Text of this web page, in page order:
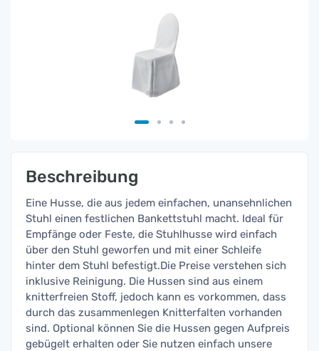
Beschreibung
Eine Husse, die aus jedem einfachen, unansehnlichen
Stuhl einen festlichen Bankettstuhl macht. Ideal für
Empfänge oder Feste, die Stuhlhusse wird einfach
über den Stuhl geworfen und mit einer Schleife
hinter dem Stuhl befestigt.Die Preise verstehen sich
inklusive Reinigung. Die Hussen sind aus einem
knitterfreien Stoff, jedoch kann es vorkommen, dass
durch das zusammenlegen Knitterfalten vorhanden
sind. Optional können Sie die Hussen gegen Aufpreis
gebügelt erhalten oder Sie nutzen einfach unsere